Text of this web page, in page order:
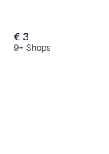
€ 3
9+ Shops